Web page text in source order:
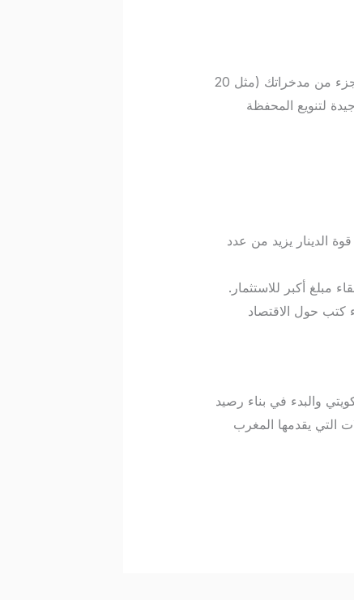
بفضل الارتباط القوي بالدولار الأمريكي والاحتياطيات النفطية، يظل الدينار الكويتي ملاذاً آمناً. تحويل جزء من مدخراتك (مثل 20
لتنويع المحفظة
الدينار يزيد من عدد
مبلغ أكبر للاستثمار.
كتب حول الاقتصاد
نمواً مستمراً في مجالات الاستثمار والعقار. إن تحويل مبالغ مثل 20 دينار كويتي والبدء في بناء رصيد
التي يقدمها المغرب